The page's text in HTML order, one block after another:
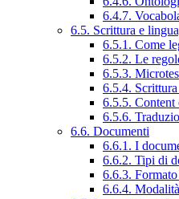
6.4.7.
6.5. Scrittura e
6.5.1. Come
6.5.2. Le
6.5.3.
6.5.4.
6.5.5. Content
6.5.6.
6.6. Documenti
6.6.1. I
6.6.2. Tipi di
6.6.3.
6.6.4.